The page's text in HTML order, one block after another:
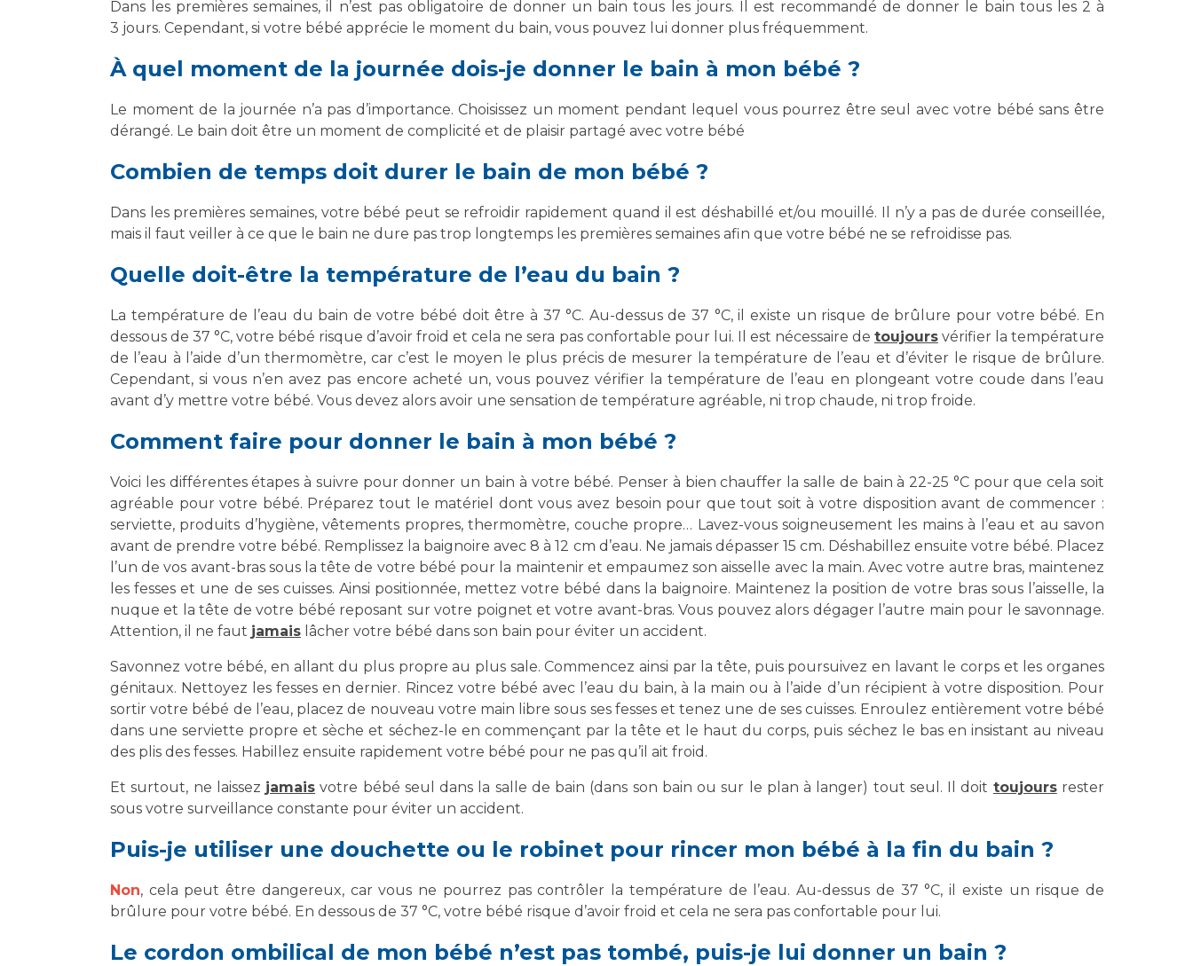
Laïcité et cultes
Les associations
Livret d'accueil
Salon des familles
Transports sanitaires
Vos droits, vos devoirs
Les structures de recherche
Maladies Rares
Plateforme d'Expertise
Dans les premières semaines, il n’est pas obligatoire de donner un bain tous les jours. Il est recommandé de donner le bain tous les 2 à
3 jours. Cependant, si votre bébé apprécie le moment du bain, vous pouvez lui donner plus fréquemment.
À quel moment de la journée dois-je donner le bain à mon bébé ?
Le moment de la journée n’a pas d’importance. Choisissez un moment pendant lequel vous pourrez être seul avec votre bébé sans être
dérangé. Le bain doit être un moment de complicité et de plaisir partagé avec votre bébé
Combien de temps doit durer le bain de mon bébé ?
Dans les premières semaines, votre bébé peut se refroidir rapidement quand il est déshabillé et/ou mouillé. Il n’y a pas de durée conseillée,
mais il faut veiller à ce que le bain ne dure pas trop longtemps les premières semaines afin que votre bébé ne se refroidisse pas.
Quelle doit-être la température de l’eau du bain ?
La température de l’eau du bain de votre bébé doit être à 37 °C. Au-dessus de 37 °C, il existe un risque de brûlure pour votre bébé. En
dessous de 37 °C, votre bébé risque d’avoir froid et cela ne sera pas confortable pour lui. Il est nécessaire de toujoursvérifier la température
de l’eau à l’aide d’un thermomètre, car c’est le moyen le plus précis de mesurer la température de l’eau et d’éviter le risque de brûlure.
Cependant, si vous n’en avez pas encore acheté un, vous pouvez vérifier la température de l’eau en plongeant votre coude dans l’eau
avant d’y mettre votre bébé. Vous devez alors avoir une sensation de température agréable, ni trop chaude, ni trop froide.
Comment faire pour donner le bain à mon bébé ?
Voici les différentes étapes à suivre pour donner un bain à votre bébé. Penser à bien chauffer la salle de bain à 22-25 °C pour que cela soit
agréable pour votre bébé. Préparez tout le matériel dont vous avez besoin pour que tout soit à votre disposition avant de commencer :
serviette, produits d’hygiène, vêtements propres, thermomètre, couche propre… Lavez-vous soigneusement les mains à l’eau et au savon
avant de prendre votre bébé. Remplissez la baignoire avec 8 à 12 cm d’eau. Ne jamais dépasser 15 cm. Déshabillez ensuite votre bébé. Placez
l’un de vos avant-bras sous la tête de votre bébé pour la maintenir et empaumez son aisselle avec la main. Avec votre autre bras, maintenez
les fesses et une de ses cuisses. Ainsi positionnée, mettez votre bébé dans la baignoire. Maintenez la position de votre bras sous l’aisselle, la
nuque et la tête de votre bébé reposant sur votre poignet et votre avant-bras. Vous pouvez alors dégager l’autre main pour le savonnage.
Attention, il ne faut jamais lâcher votre bébé dans son bain pour éviter un accident.
Savonnez votre bébé, en allant du plus propre au plus sale. Commencez ainsi par la tête, puis poursuivez en lavant le corps et les organes
génitaux. Nettoyez les fesses en dernier. Rincez votre bébé avec l’eau du bain, à la main ou à l’aide d’un récipient à votre disposition. Pour
sortir votre bébé de l’eau, placez de nouveau votre main libre sous ses fesses et tenez une de ses cuisses. Enroulez entièrement votre bébé
dans une serviette propre et sèche et séchez-le en commençant par la tête et le haut du corps, puis séchez le bas en insistant au niveau
des plis des fesses. Habillez ensuite rapidement votre bébé pour ne pas qu’il ait froid.
Et surtout, ne laissez jamais votre bébé seul dans la salle de bain (dans son bain ou sur le plan à langer) tout seul. Il doit toujoursrester
sous votre surveillance constante pour éviter un accident.
Puis-je utiliser une douchette ou le robinet pour rincer mon bébé à la fin du bain ?
Non, cela peut être dangereux, car vous ne pourrez pas contrôler la température de l’eau. Au-dessus de 37 °C, il existe un risque de
brûlure pour votre bébé. En dessous de 37 °C, votre bébé risque d’avoir froid et cela ne sera pas confortable pour lui.
Le cordon ombilical de mon bébé n’est pas tombé, puis-je lui donner un bain ?